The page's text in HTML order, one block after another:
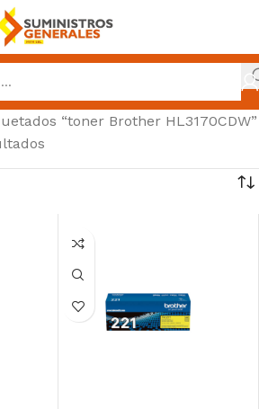
“toner Brother HL3170CDW”